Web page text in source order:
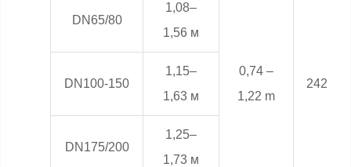
0,74 –
1,22 m
DN65/80
1,08–
1,56 м
DN100-150
1,15–
1,63 м
DN175/200
1,25–
1,73 м